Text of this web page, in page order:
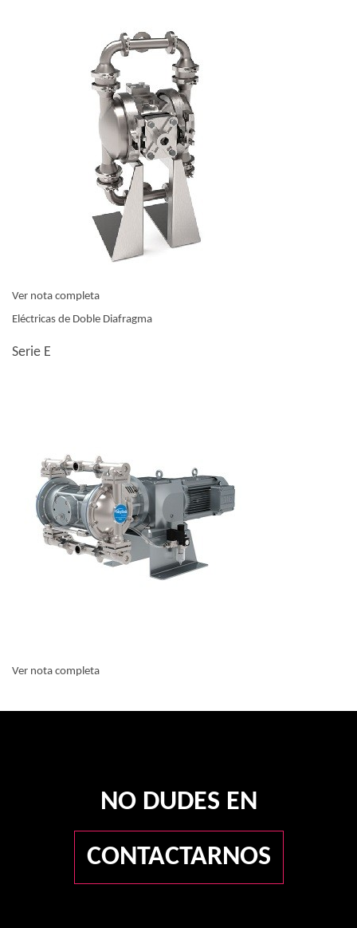
Ver nota completa
Eléctricas de Doble Diafragma
Serie E
Ver nota completa
NO DUDES EN
CONTACTARNOS